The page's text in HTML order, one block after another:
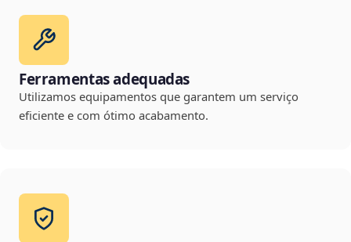
Ferramentas adequadas
Utilizamos equipamentos que garantem um serviço
eficiente e com ótimo acabamento.